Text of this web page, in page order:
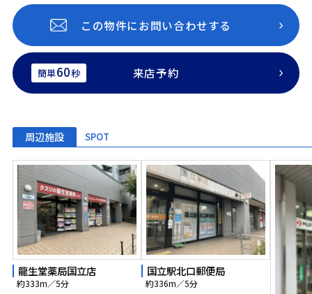
この物件にお問い合わせする
簡単60秒 来店予約
周辺施設 SPOT
龍生堂薬局国立店
約333m／5分
国立駅北口郵便局
約336m／5分